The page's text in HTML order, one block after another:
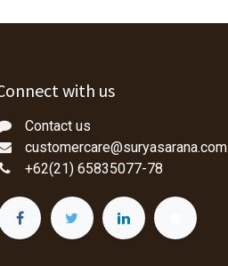
with us
Contact us
customercare@suryasarana.com
+62(21) 65835077-78